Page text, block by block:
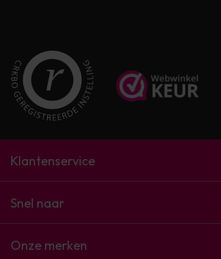
Klantenservice
Snel naar
Onze merken